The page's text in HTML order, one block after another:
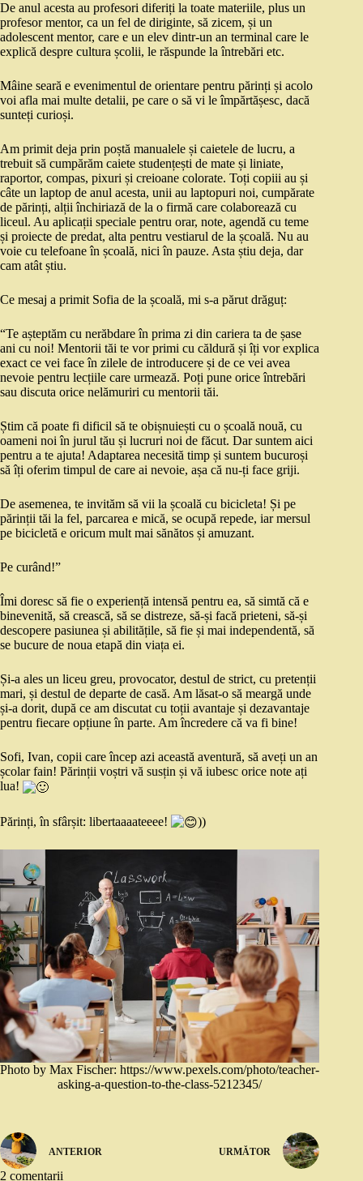
De anul acesta au profesori diferiți la toate materiile, plus un
profesor mentor, ca un fel de diriginte, să zicem, și un
adolescent mentor, care e un elev dintr-un an terminal care le
explică despre cultura școlii, le răspunde la întrebări etc.
Mâine seară e evenimentul de orientare pentru părinți și acolo
voi afla mai multe detalii, pe care o să vi le împărtășesc, dacă
sunteți curioși.
Am primit deja prin poștă manualele și caietele de lucru, a
trebuit să cumpărăm caiete studențești de mate și liniate,
raportor, compas, pixuri și creioane colorate. Toți copiii au și
câte un laptop de anul acesta, unii au laptopuri noi, cumpărate
de părinți, alții închiriază de la o firmă care colaborează cu
liceul. Au aplicații speciale pentru orar, note, agendă cu teme
și proiecte de predat, alta pentru vestiarul de la școală. Nu au
voie cu telefoane în școală, nici în pauze. Asta știu deja, dar
cam atât știu.
Ce mesaj a primit Sofia de la școală, mi s-a părut drăguț:
“Te așteptăm cu nerăbdare în prima zi din cariera ta de șase
ani cu noi! Mentorii tăi te vor primi cu căldură și îți vor explica
exact ce vei face în zilele de introducere și de ce vei avea
nevoie pentru lecțiile care urmează. Poți pune orice întrebări
sau discuta orice nelămuriri cu mentorii tăi.
Știm că poate fi dificil să te obișnuiești cu o școală nouă, cu
oameni noi în jurul tău și lucruri noi de făcut. Dar suntem aici
pentru a te ajuta! Adaptarea necesită timp și suntem bucuroși
să îți oferim timpul de care ai nevoie, așa că nu-ți face griji.
De asemenea, te invităm să vii la școală cu bicicleta! Și pe
părinții tăi la fel, parcarea e mică, se ocupă repede, iar mersul
pe bicicletă e oricum mult mai sănătos și amuzant.
Pe curând!”
Îmi doresc să fie o experiență intensă pentru ea, să simtă că e
binevenită, să crească, să se distreze, să-și facă prieteni, să-și
descopere pasiunea și abilitățile, să fie și mai independentă, să
se bucure de noua etapă din viața ei.
Și-a ales un liceu greu, provocator, destul de strict, cu pretenții
mari, și destul de departe de casă. Am lăsat-o să meargă unde
și-a dorit, după ce am discutat cu toții avantaje și dezavantaje
pentru fiecare opțiune în parte. Am încredere că va fi bine!
Sofi, Ivan, copii care încep azi această aventură, să aveți un an
școlar fain! Părinții voștri vă susțin și vă iubesc orice note ați
lua!
Părinți, în sfârșit: libertaaaateeee! ))
Photo by Max Fischer: https://www.pexels.com/photo/teacher-
asking-a-question-to-the-class-5212345/
ANTERIOR URMĂTOR
2 comentarii